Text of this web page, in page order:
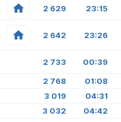
2 629 23:15
2 642 23:26
2 733 00:39
2 768 01:08
3 019 04:31
3 032 04:42